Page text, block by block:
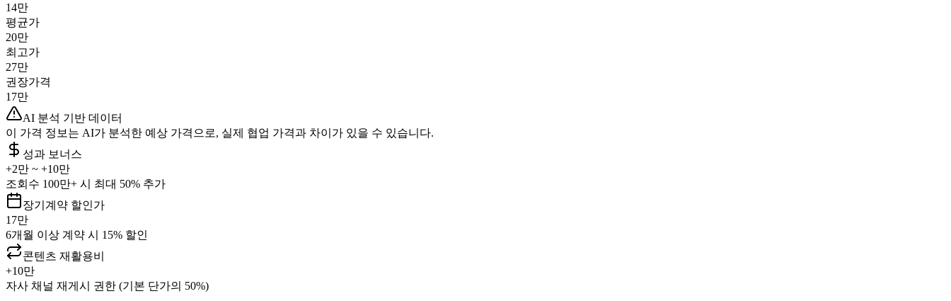
14만
평균가
20만
최고가
27만
권장가격
17만
AI 분석 기반 데이터
이 가격 정보는 AI가 분석한 예상 가격으로, 실제 협업 가격과 차이가 있을 수 있습니다.
성과 보너스
+2만 ~ +10만
조회수 100만+ 시 최대 50% 추가
장기계약 할인가
17만
6개월 이상 계약 시 15% 할인
콘텐츠 재활용비
+10만
자사 채널 재게시 권한 (기본 단가의 50%)